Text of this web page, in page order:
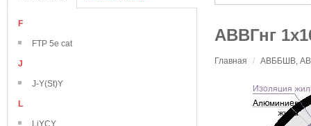
F
FTP 5e cat
J
J-Y(St)Y
L
LiYCY
АВВГнг
Главная / АВББШВ,